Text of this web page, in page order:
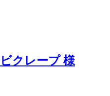
クレープ 様